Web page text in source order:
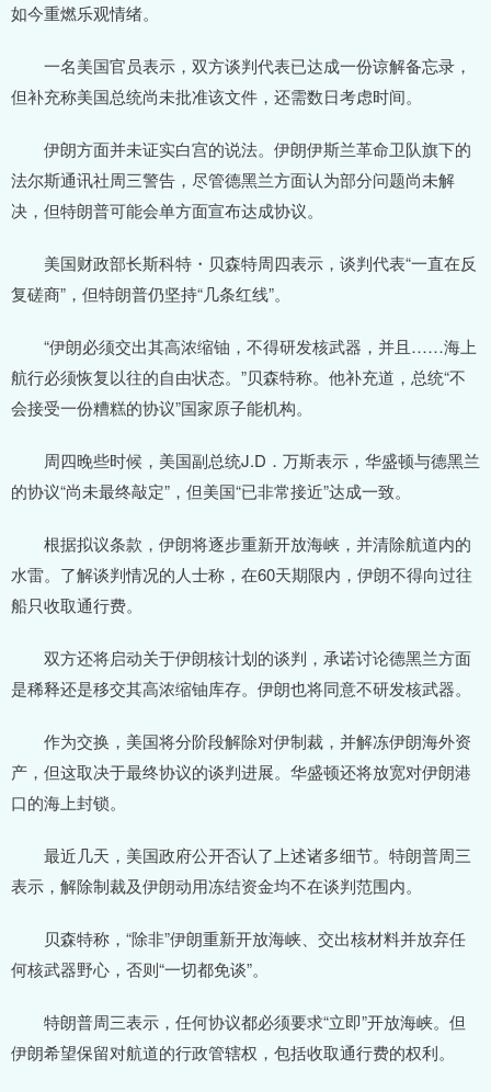
如今重燃乐观情绪。
一名美国官员表示，双方谈判代表已达成一份谅解备忘录，
但补充称美国总统尚未批准该文件，还需数日考虑时间。
伊朗方面并未证实白宫的说法。伊朗伊斯兰革命卫队旗下的
法尔斯通讯社周三警告，尽管德黑兰方面认为部分问题尚未解
决，但特朗普可能会单方面宣布达成协议。
美国财政部长斯科特・贝森特周四表示，谈判代表“一直在反
复磋商”，但特朗普仍坚持“几条红线”。
“伊朗必须交出其高浓缩铀，不得研发核武器，并且……海上
航行必须恢复以往的自由状态。”贝森特称。他补充道，总统“不
会接受一份糟糕的协议”国家原子能机构。
周四晚些时候，美国副总统J.D．万斯表示，华盛顿与德黑兰
的协议“尚未最终敲定”，但美国“已非常接近”达成一致。
根据拟议条款，伊朗将逐步重新开放海峡，并清除航道内的
水雷。了解谈判情况的人士称，在60天期限内，伊朗不得向过往
船只收取通行费。
双方还将启动关于伊朗核计划的谈判，承诺讨论德黑兰方面
是稀释还是移交其高浓缩铀库存。伊朗也将同意不研发核武器。
作为交换，美国将分阶段解除对伊制裁，并解冻伊朗海外资
产，但这取决于最终协议的谈判进展。华盛顿还将放宽对伊朗港
口的海上封锁。
最近几天，美国政府公开否认了上述诸多细节。特朗普周三
表示，解除制裁及伊朗动用冻结资金均不在谈判范围内。
贝森特称，“除非”伊朗重新开放海峡、交出核材料并放弃任
何核武器野心，否则“一切都免谈”。
特朗普周三表示，任何协议都必须要求“立即”开放海峡。但
伊朗希望保留对航道的行政管辖权，包括收取通行费的权利。